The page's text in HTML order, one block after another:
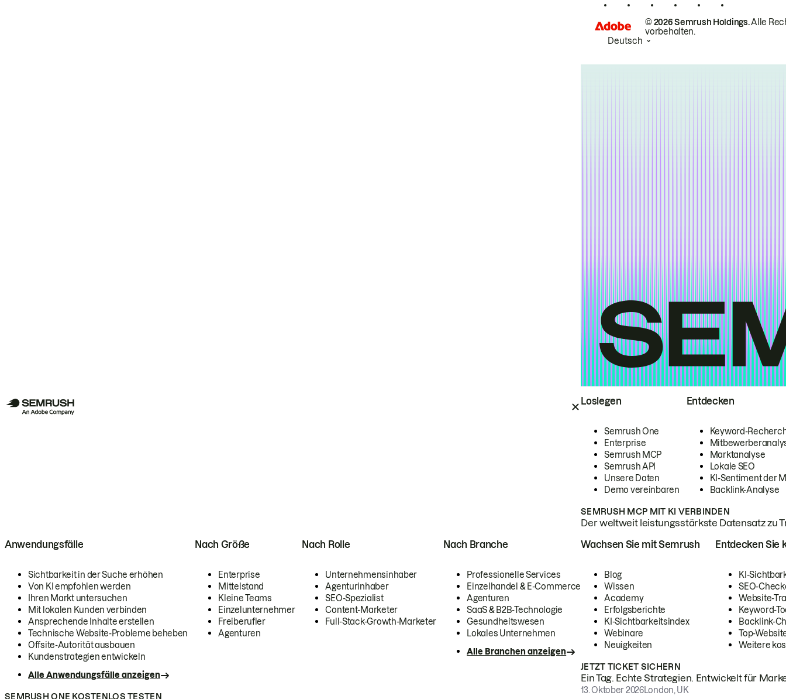
Loslegen
Semrush One
Enterprise
Semrush MCP
Semrush API
Unsere Daten
Demo vereinbaren
Entdecken
Keyword-
Marktanalyse
Lokale SEO
KI-Sentiment der
Backlink-Analyse
SEMRUSH MCP MIT KI VERBINDEN
Der weltweit leistungsstärkste Datensatz zu
Anwendungsfälle
Sichtbarkeit in der Suche erhöhen
Von KI empfohlen werden
Ihren Markt untersuchen
Mit lokalen Kunden verbinden
Ansprechende Inhalte erstellen
Technische Website-Probleme beheben
Offsite-Autorität ausbauen
Kundenstrategien entwickeln
Alle Anwendungsfälle anzeigen
Nach Größe
Enterprise
Mittelstand
Kleine Teams
Einzelunternehmer
Freiberufler
Agenturen
Nach Rolle
Unternehmensinhaber
Agenturinhaber
SEO-Spezialist
Content-Marketer
Full-Stack-Growth-Marketer
Nach Branche
Professionelle Services
Einzelhandel & E-Commerce
Agenturen
SaaS & B2B-Technologie
Gesundheitswesen
Lokales Unternehmen
Alle Branchen anzeigen
SEMRUSH ONE KOSTENLOS TESTEN
Wachsen Sie mit Semrush
Blog
Wissen
Academy
Erfolgsberichte
KI-Sichtbarkeitsindex
Webinare
Neuigkeiten
Entdecken Sie
KI-
SEO-
Website-
Keyword-
Backlink-
Top-
Weitere
JETZT TICKET SICHERN
Ein Tag. Echte Strategien. Entwickelt für
13. Oktober 2026London, UK
© 2026 Semrush Holdings.Alle
vorbehalten.
Deutsch